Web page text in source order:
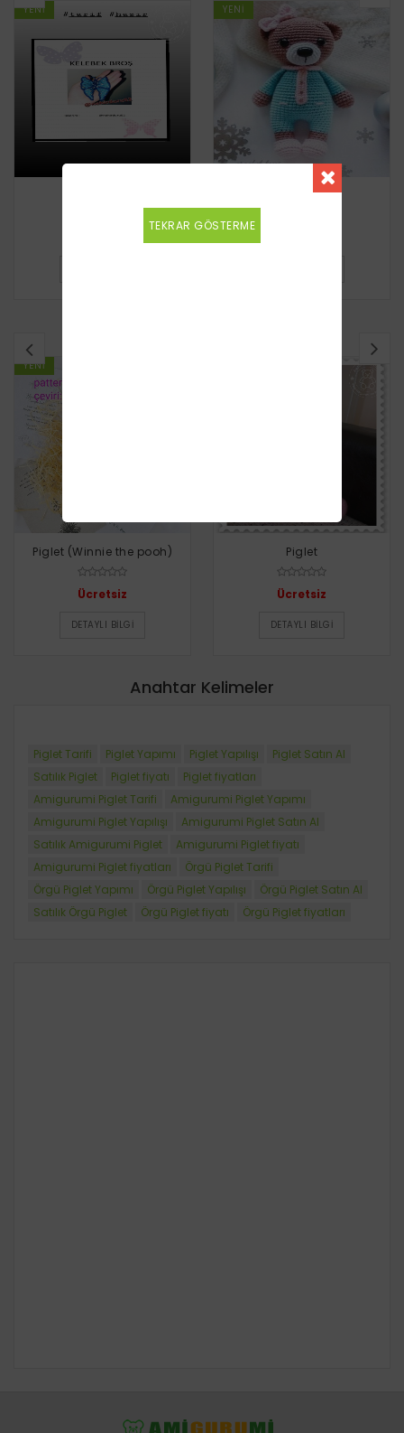
YENI YENI
Ayıcık
YENI
Piglet (Winnie the pooh)
Ücretsiz
DETAYLI BILGI
Piglet
Ücretsiz
DETAYLI BILGI
Anahtar Kelimeler
Piglet Tarifi Piglet Yapımı Piglet Yapılışı
Piglet Satın Al
Satılık Piglet
Piglet fiyatı
Piglet fiyatları
Amigurumi Piglet Tarifi
Amigurumi Piglet Yapımı
Amigurumi Piglet Yapılışı
Amigurumi Piglet Satın Al
Satılık Amigurumi Piglet
Amigurumi Piglet fiyatı
Amigurumi Piglet fiyatları
Örgü Piglet Tarifi
Örgü Piglet Yapımı
Örgü Piglet Yapılışı
Örgü Piglet Satın Al
Satılık Örgü Piglet
Örgü Piglet fiyatı Örgü Piglet fiyatları
TEKRAR GÖSTERME